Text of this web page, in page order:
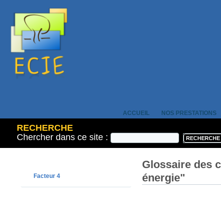
ACCUEIL NOS PRESTATIONS
RECHERCHE
Chercher dans ce site :
Facteur 4
Glossaire des
énergie"